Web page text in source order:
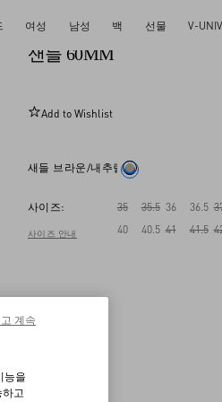
여성 남성 백 선물 V-
락스터드 코넬리 자수 카
샌들 60MM
Add to Wishlist
새들 브라운/내추럴
사이즈:
사이즈 안내
35 35.5 36 36.5
40
40.5 41 41.5
능을
고
계속